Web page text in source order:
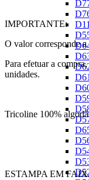
IMPORTANTE:
O valor corresponde
Para efetuar a
unidades.
Tricoline 100%
ESTAMPA EM